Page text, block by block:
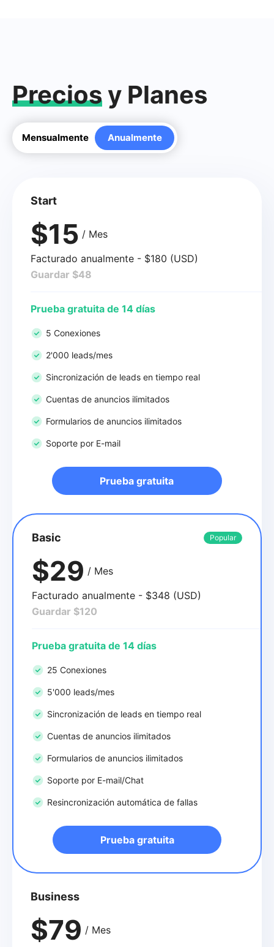
Preciosy Planes
Mensualmente Anualmente
Start
$15 / Mes
Facturado anualmente - $180 (USD)
Guardar $48
Prueba gratuita de 14 días
5 Conexiones
2'000 leads/mes
Sincronización de leads en tiempo real
Cuentas de anuncios ilimitados
Formularios de anuncios ilimitados
Soporte por E-mail
Prueba gratuita
Basic Popular
$29 / Mes
Facturado anualmente - $348 (USD)
Guardar $120
Prueba gratuita de 14 días
25 Conexiones
5'000 leads/mes
Sincronización de leads en tiempo real
Cuentas de anuncios ilimitados
Formularios de anuncios ilimitados
Soporte por E-mail/Chat
Resincronización automática de fallas
Prueba gratuita
Business
$79 / Mes